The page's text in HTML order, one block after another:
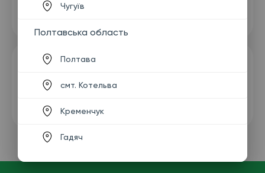
Чугуїв
Полтавська область
Полтава
смт. Котельва
Кременчук
Гадяч